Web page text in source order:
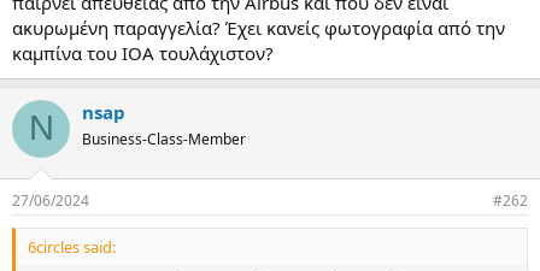
t
e
r
δ
η
μ
ι
υ
ρ
ί
ς
ακυρωμένη παραγγελία? Έχει κανείς φωτογραφία από την
καμπίνα του ΙΟΑ τουλάχιστον?
N nsap
Business-Class-Member
27/06/2024 #262
6circles said: